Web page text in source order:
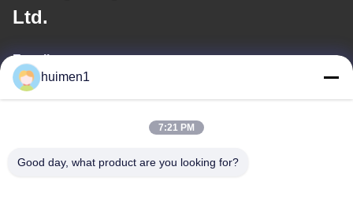
Ltd.
E-mail
huimen1
7:21 PM
Good day, what product are you looking for?